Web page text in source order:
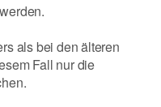
als bei den älteren
Fall nur die